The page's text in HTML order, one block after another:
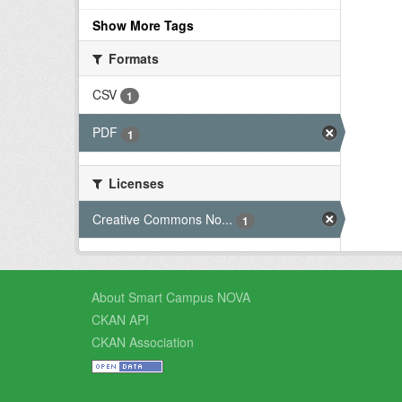
Show More Tags
Formats
CSV
1
PDF 1
Licenses
Creative Commons No...
1
About Smart Campus NOVA
CKAN API
CKAN Association